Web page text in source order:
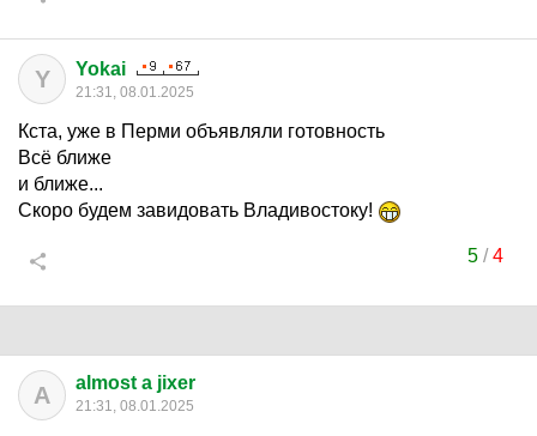
Y Yokai
21:31, 08.01.2025
Кста, уже в Перми объявляли готовность
Всё ближе
и ближе...
Скоро будем завидовать Владивостоку!
5/4
A almost a jixer
21:31, 08.01.2025